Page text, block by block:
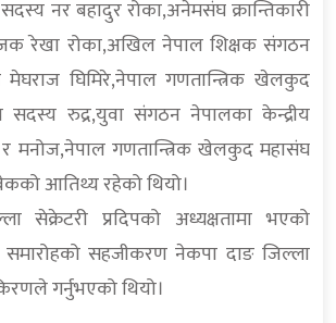
नर बहादुर रोका,अनेमसंघ क्रान्तिकारी
रेखा रोका,अखिल नेपाल शिक्षक संगठन
मेघराज घिमिरे,नेपाल गणतान्त्रिक खेलकुद
सदस्य रुद्र,युवा संगठन नेपालका केन्द्रीय
र मनोज,नेपाल गणतान्त्रिक खेलकुद महासंघ
आतिथ्य रहेको थियो।
सेक्रेटरी प्रदिपको अध्यक्षतामा भएको
सहजीकरण नेकपा दाङ जिल्ला
गर्नुभएको थियो।